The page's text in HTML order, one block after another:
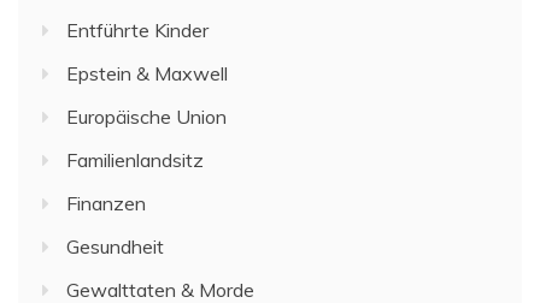
Entführte Kinder
Epstein & Maxwell
Europäische Union
Familienlandsitz
Finanzen
Gesundheit
Gewalttaten & Morde